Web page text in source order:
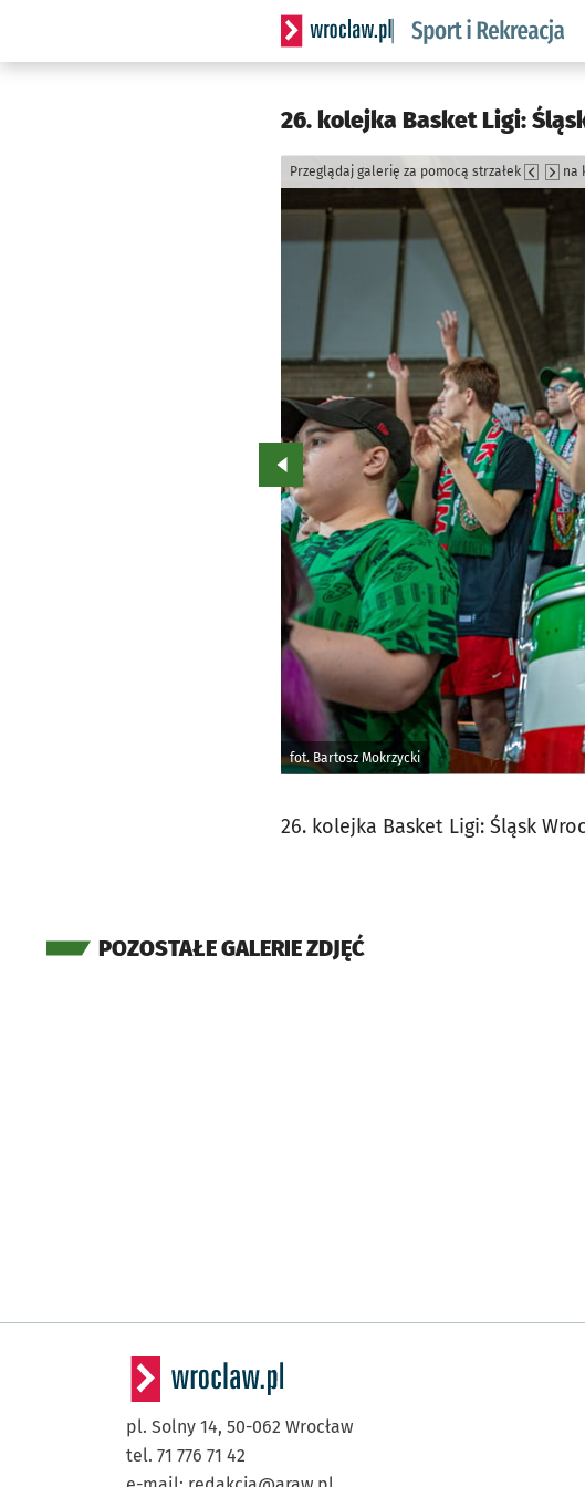
Serwis informacyjny wroclaw.pl
26. kolejka Basket Ligi:
fot. Bartosz Mokrzycki
Przeglądaj galerię za pomocą strzałek na
Przejdź do poprzedniego zdjęcia.
26. kolejka Basket Ligi: Śląsk
POZOSTAŁE GALERIE ZDJĘĆ
pl. Solny 14, 50-062 Wrocław
tel. 71 776 71 42